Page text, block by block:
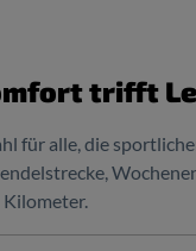
trifft
für alle, die